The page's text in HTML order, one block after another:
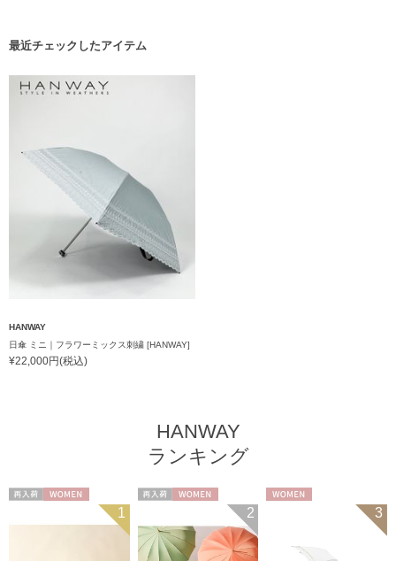
最近チェックしたアイテム
HANWAY
日傘 ミニ｜フラワーミックス刺繍 [HANWAY]
¥22,000円(税込)
HANWAY
ランキング
1 2 3